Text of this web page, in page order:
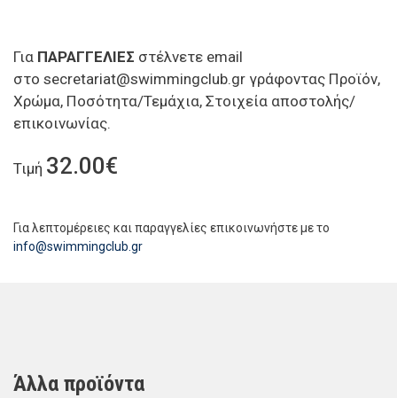
Για ΠΑΡΑΓΓΕΛΙΕΣ στέλνετε email
στο secretariat@swimmingclub.gr γράφοντας Προϊόν,
Χρώμα, Ποσότητα/Τεμάχια, Στοιχεία αποστολής/
επικοινωνίας.
Τιμή 32.00€
Για λεπτομέρειες και παραγγελίες επικοινωνήστε με το
info@swimmingclub.gr
Άλλα προϊόντα